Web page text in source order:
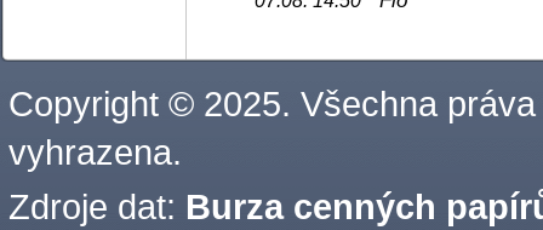
Copyright © 2025. Všechna práva
vyhrazena.
Zdroje dat: Burza cenných